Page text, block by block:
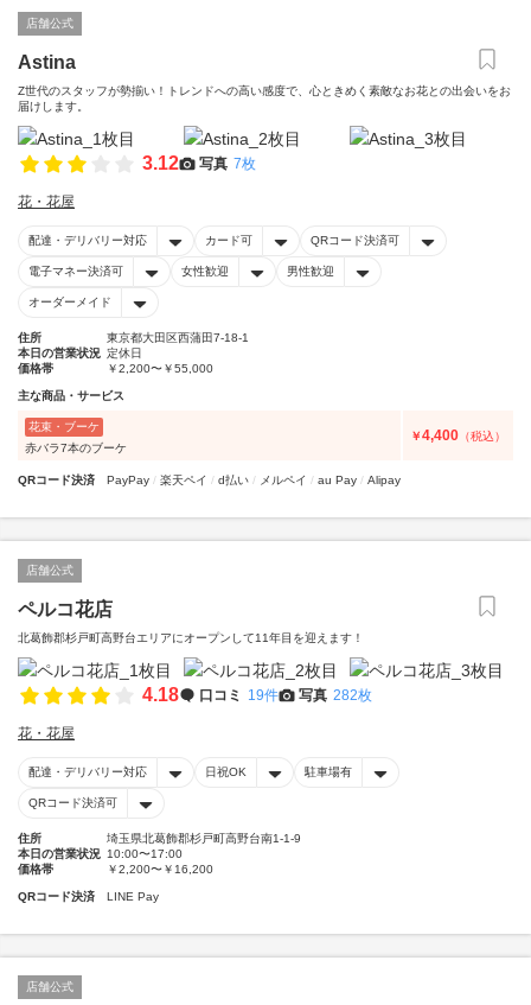
店舗公式
Astina
Z世代のスタッフが勢揃い！トレンドへの高い感度で、心ときめく素敵なお花との出会いをお
届けします。
3.12 写真 7枚
花・花屋
配達・デリバリー対応 カード可 QRコード決済可
電子マネー決済可 女性歓迎 男性歓迎
オーダーメイド
住所
東京都大田区西蒲田7-18-1
本日の営業状況 定休日
価格帯
￥2,200〜￥55,000
主な商品・サービス
花束・ブーケ
赤バラ7本のブーケ
￥4,400 （税込）
QRコード決済 PayPay 楽天ペイ d払い メルペイ au Pay Alipay
店舗公式
ペルコ花店
北葛飾郡杉戸町高野台エリアにオープンして11年目を迎えます！
4.18 口コミ 19件 写真 282枚
花・花屋
配達・デリバリー対応 日祝OK 駐車場有
QRコード決済可
住所
埼玉県北葛飾郡杉戸町高野台南1-1-9
本日の営業状況 10:00〜17:00
価格帯
￥2,200〜￥16,200
QRコード決済 LINE Pay
店舗公式